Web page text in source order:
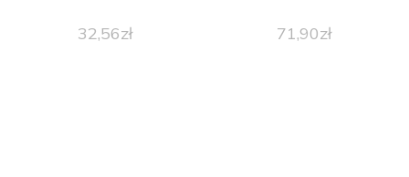
32,56zł 71,90zł